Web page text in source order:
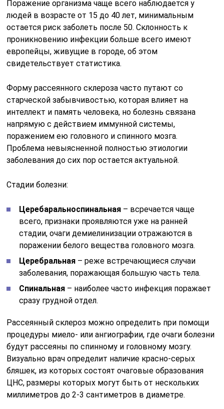
Поражение организма чаще всего наблюдается у
людей в возрасте от 15 до 40 лет, минимальным
остается риск заболеть после 50. Склонность к
проникновению инфекции больше всего имеют
европейцы, живущие в городе, об этом
свидетельствует статистика.
Форму рассеянного склероза часто путают со
старческой забывчивостью, которая влияет на
интеллект и память человека, но болезнь связана
напрямую с действием иммунной системы,
поражением ею головного и спинного мозга.
Проблема невыясненной полностью этиологии
заболевания до сих пор остается актуальной.
Стадии болезни:
Церебаральноспинальная – всречается чаще
всего, признаки проявляются уже на ранней
стадии, очаги демиелинизации отражаются в
поражении белого вещества головного мозга.
Церебральная – реже встречающиеся случаи
заболевания, поражающая большую часть тела.
Спинальная – наиболее часто инфекция поражает
сразу грудной отдел.
Рассеянный склероз можно определить при помощи
процедуры миело- или ангиографии, где очаги болезни
будут рассеяны по спинному и головному мозгу.
Визуально врач определит наличие красно-серых
бляшек, из которых состоят очаговые образования
ЦНС, размеры которых могут быть от нескольких
миллиметров до 2-3 сантиметров в диаметре.